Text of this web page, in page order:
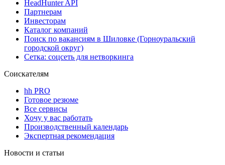
HeadHunter API
Партнерам
Инвесторам
Каталог компаний
Поиск по вакансиям в Шиловке (Горноуральский
городской округ)
Сетка: соцсеть для нетворкинга
Соискателям
hh PRO
Готовое резюме
Все сервисы
Хочу у вас работать
Производственный календарь
Экспертная рекомендация
Новости и статьи